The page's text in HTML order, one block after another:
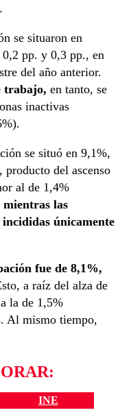
se situaron en
pp. y 0,3 pp., en
del año anterior.
trabajo, en tanto, se
inactivas
se situó en 9,1%,
producto del ascenso
al de 1,4%
mientras las
únicamente
fue de 8,1%,
a raíz del alza de
la de 1,5%
Al mismo tiempo,
INE